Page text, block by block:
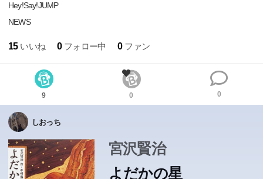
Hey!Say!JUMP
NEWS
15 いいね 0 フォロー中 0 ファン
9 0 0
しおっち
宮沢賢治
よだかの星